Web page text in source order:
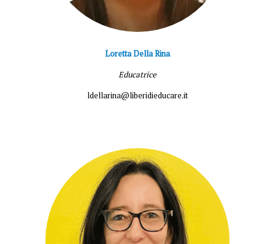
Loretta Della Rina
Educatrice
ldellarina@liberidieducare.it